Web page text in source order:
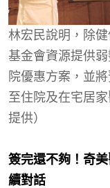
林宏民說明，除
基金會資源提供
院優惠方案，並
至住院及在宅居
提供）
簽完還不夠！奇
續對話